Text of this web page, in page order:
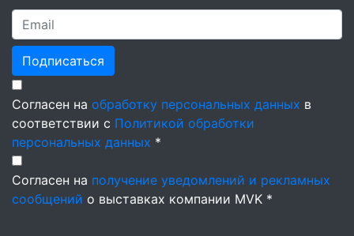
Подписаться
Согласен на обработку персональных данных в
соответствии с Политикой обработки
персональных данных *
Согласен на получение уведомлений и рекламных
сообщений о выставках компании MVK *